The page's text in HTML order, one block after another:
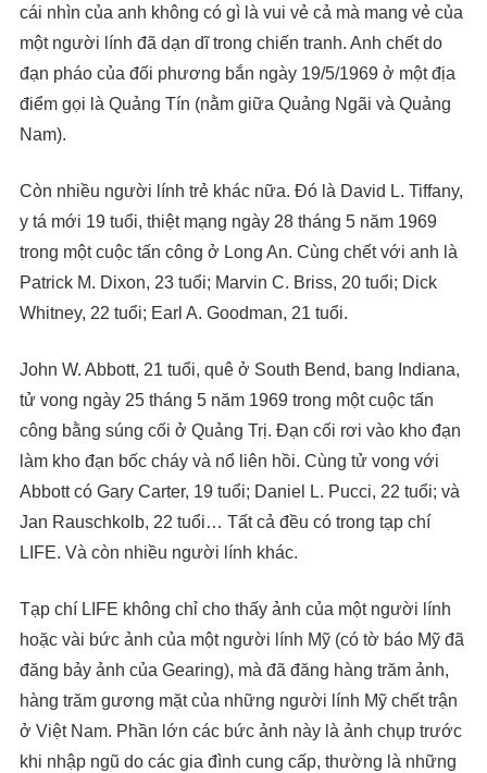
cái nhìn của anh không có gì là vui vẻ cả mà mang vẻ của
một người lính đã dạn dĩ trong chiến tranh. Anh chết do
đạn pháo của đối phương bắn ngày 19/5/1969 ở một địa
điểm gọi là Quảng Tín (nằm giữa Quảng Ngãi và Quảng
Nam).
Còn nhiều người lính trẻ khác nữa. Đó là David L. Tiffany,
y tá mới 19 tuổi, thiệt mạng ngày 28 tháng 5 năm 1969
trong một cuộc tấn công ở Long An. Cùng chết với anh là
Patrick M. Dixon, 23 tuổi; Marvin C. Briss, 20 tuổi; Dick
Whitney, 22 tuổi; Earl A. Goodman, 21 tuổi.
John W. Abbott, 21 tuổi, quê ở South Bend, bang Indiana,
tử vong ngày 25 tháng 5 năm 1969 trong một cuộc tấn
công bằng súng cối ở Quảng Trị. Đạn cối rơi vào kho đạn
làm kho đạn bốc cháy và nổ liên hồi. Cùng tử vong với
Abbott có Gary Carter, 19 tuổi; Daniel L. Pucci, 22 tuổi; và
Jan Rauschkolb, 22 tuổi… Tất cả đều có trong tạp chí
LIFE. Và còn nhiều người lính khác.
Tạp chí LIFE không chỉ cho thấy ảnh của một người lính
hoặc vài bức ảnh của một người lính Mỹ (có tờ báo Mỹ đã
đăng bảy ảnh của Gearing), mà đã đăng hàng trăm ảnh,
hàng trăm gương mặt của những người lính Mỹ chết trận
ở Việt Nam. Phần lớn các bức ảnh này là ảnh chụp trước
khi nhập ngũ do các gia đình cung cấp, thường là những